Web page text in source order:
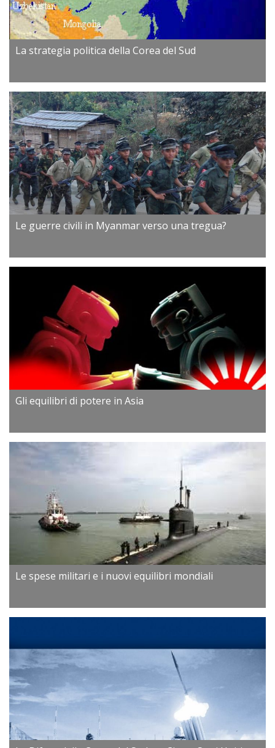
La strategia politica della Corea del Sud
Le guerre civili in Myanmar verso una tregua?
Gli equilibri di potere in Asia
Le spese militari e i nuovi equilibri mondiali